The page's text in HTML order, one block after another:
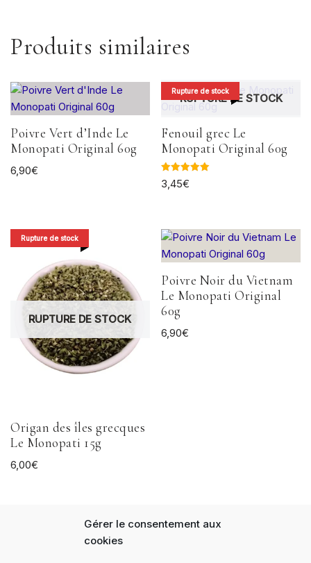
Gérer le consentement aux
cookies
Produits similaires
Poivre Vert d’Inde Le
Monopati Original 60g
6,90€
Rupture de stock
RUPTURE DE STOCK
Fenouil grec Le
Monopati Original 60g
Note
5.00
3,45€
Rupture de stock
RUPTURE DE STOCK
Origan des îles grecques
Le Monopati 15g
6,00€
Poivre Noir du Vietnam
Le Monopati Original
60g
6,90€